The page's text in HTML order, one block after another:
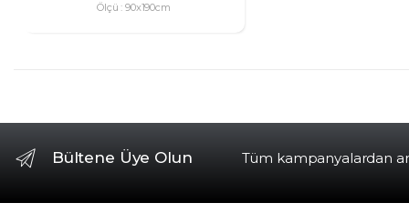
Ölçü : 90x190cm
Bültene Üye Olun Tüm kampanyalardan